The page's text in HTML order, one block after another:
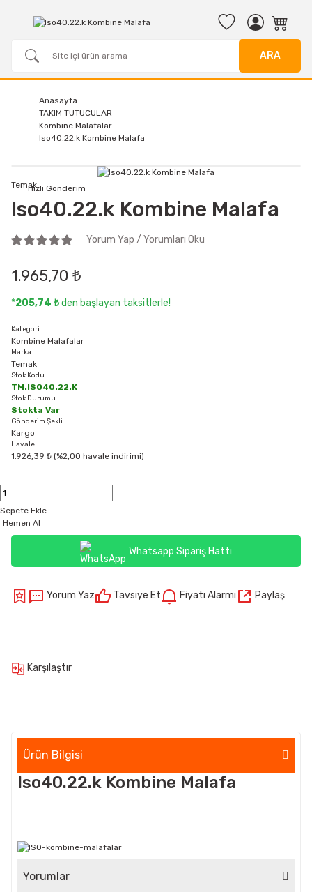
ARA
Anasayfa
TAKIM TUTUCULAR
Kombine Malafalar
Iso40.22.k Kombine Malafa
Hızlı Gönderim
Temak
Iso40.22.k Kombine Malafa
Yorum Yap / Yorumları Oku
1.965,70 ₺
*205,74 ₺den başlayan taksitlerle!
Kategori
Kombine Malafalar
Marka
Temak
Stok Kodu
TM.ISO40.22.K
Stok Durumu
Stokta Var
Gönderim Şekli
Kargo
Havale
1.926,39 ₺ (%2,00 havale indirimi)
Sepete Ekle
Hemen Al
Whatsapp Sipariş Hattı
Yorum Yaz Tavsiye Et Fiyatı Alarmı Paylaş
Karşılaştır
Ürün Bilgisi
Iso40.22.k Kombine Malafa
Yorumlar